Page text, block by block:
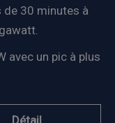
de 30 minutes à
avec un pic à plus
Détail